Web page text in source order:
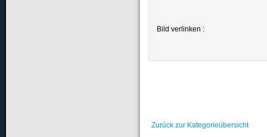
Bild verlinken :
Zurück zur Kategorieübersicht